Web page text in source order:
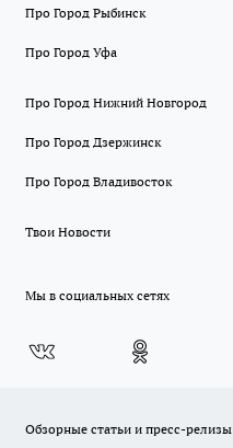
Про Город Рыбинск
Про Город Уфа
Про Город Нижний Новгород
Про Город Дзержинск
Про Город Владивосток
Твои Новости
Мы в социальных сетях
Обзорные статьи и пресс-релизы